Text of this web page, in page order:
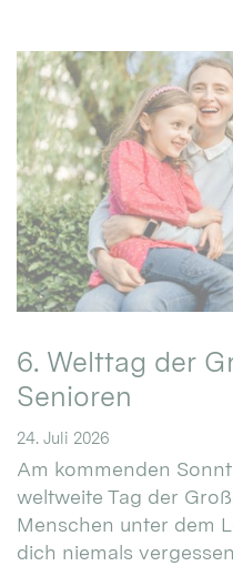
6. Welttag der
Senioren
24. Juli 2026
Am kommenden
weltweite Tag der
Menschen unter dem
dich niemals